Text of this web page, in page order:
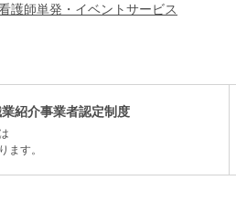
護師単発・イベントサービス
紹介事業者認定制度
ます。